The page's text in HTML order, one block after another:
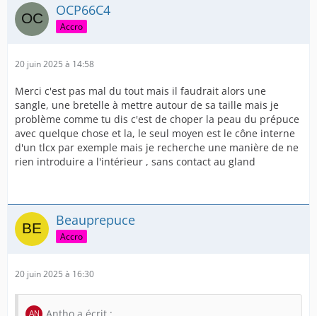
OCP66C4
Accro
20 juin 2025 à 14:58
Merci c'est pas mal du tout mais il faudrait alors une
sangle, une bretelle à mettre autour de sa taille mais je
problème comme tu dis c'est de choper la peau du prépuce
avec quelque chose et la, le seul moyen est le cône interne
d'un tlcx par exemple mais je recherche une manière de ne
rien introduire a l'intérieur , sans contact au gland
Beauprepuce
Accro
20 juin 2025 à 16:30